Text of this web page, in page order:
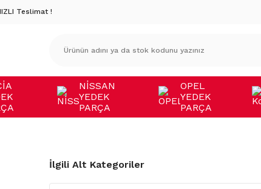
Teslimat !
NİSSAN
YEDEK
PARÇA
OPEL
YEDEK
PARÇA
İlgili Alt Kategoriler